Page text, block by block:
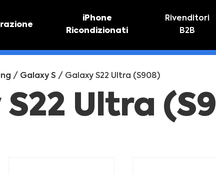
iPhone
Ricondizionati
Rivenditori
B2B
online
RIPARAZIONE IPHONE
Riparazione schermo
/ Galaxy S / Galaxy S22 Ultra (S908)
Ultra